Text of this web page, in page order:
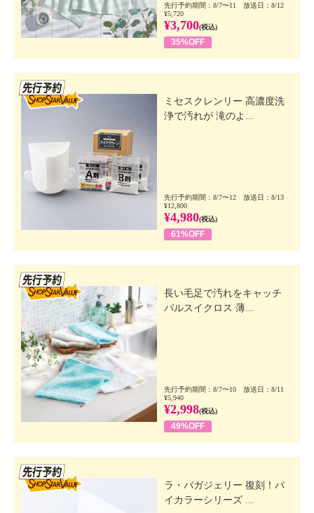
先行予約期間：8/7〜11 放送日：8/12
¥5,720
¥3,700(税込)
35%OFF
ミセスクレンリー 高濃度洗
浄で汚れが 滝のよ...
先行予約期間：8/7〜12 放送日：8/13
¥12,800
¥4,980(税込)
61%OFF
長い毛足で汚れをキャッチ
パルスイクロス 薄...
先行予約期間：8/7〜10 放送日：8/11
¥5,940
¥2,998(税込)
49%OFF
ラ・バガジェリー 復刻！バ
イカラーシリーズ ...